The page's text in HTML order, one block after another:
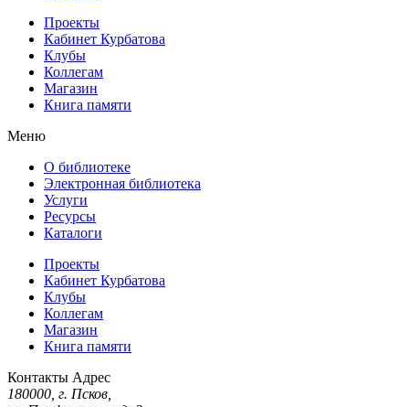
Проекты
Кабинет Курбатова
Клубы
Коллегам
Магазин
Книга памяти
Меню
О библиотеке
Электронная библиотека
Услуги
Ресурсы
Каталоги
Проекты
Кабинет Курбатова
Клубы
Коллегам
Магазин
Книга памяти
Контакты Адрес
180000, г. Псков,